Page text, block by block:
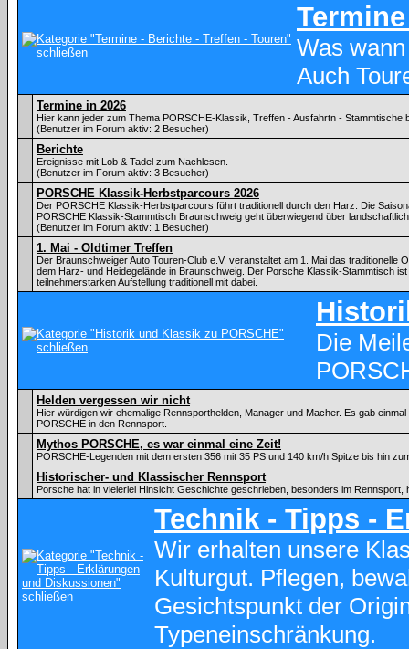
Was
Auch
Termine in 2026
Hier kann jeder zum Thema PORSCHE-Klassik, Treffen - Ausfahrtn - Stammtische
(Benutzer im Forum aktiv: 2 Besucher)
Berichte
Ereignisse mit Lob & Tadel zum Nachlesen.
(Benutzer im Forum aktiv: 3 Besucher)
PORSCHE Klassik-Herbstparcours 2026
Der PORSCHE Klassik-Herbstparcours führt traditionell durch den Harz. Die
PORSCHE Klassik-Stammtisch Braunschweig geht überwiegend über
(Benutzer im Forum aktiv: 1 Besucher)
1. Mai - Oldtimer Treffen
Der Braunschweiger Auto Touren-Club e.V. veranstaltet am 1. Mai das traditionelle
dem Harz- und Heidegelände in Braunschweig. Der Porsche Klassik-Stammtisch ist
teilnehmerstarken Aufstellung traditionell mit dabei.
Die
Helden vergessen wir nicht
Hier würdigen wir ehemalige Rennsporthelden, Manager und Macher. Es gab
PORSCHE in den Rennsport.
Mythos PORSCHE, es war einmal eine Zeit!
PORSCHE-Legenden mit dem ersten 356 mit 35 PS und 140 km/h Spitze bis hin
Historischer- und Klassischer Rennsport
Porsche hat in vielerlei Hinsicht Geschichte geschrieben, besonders im Rennsport,
Technik - Tipps -
Wir erhalten unsere
Kulturgut. Pflegen,
Gesichtspunkt der
Typeneinschränkung.